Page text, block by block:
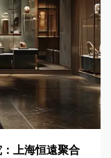
上海恒遠聚合